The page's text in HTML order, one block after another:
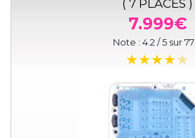
( 7 PLACES )
7.999€
Note : 4.2 / 5 sur77